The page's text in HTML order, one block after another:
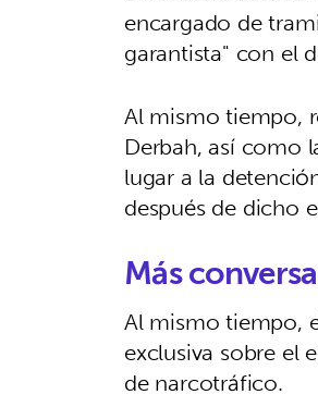
encargado de
garantista" con el
Al mismo tiempo,
Derbah, así como
lugar a la
después de dicho
Más
Al mismo tiempo,
exclusiva sobre el
de narcotráfico.